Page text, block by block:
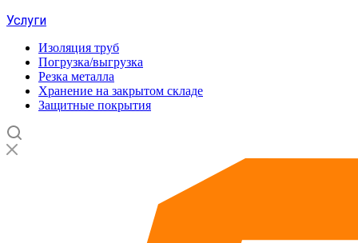
Услуги
Изоляция труб
Погрузка/выгрузка
Резка металла
Хранение на закрытом складе
Защитные покрытия